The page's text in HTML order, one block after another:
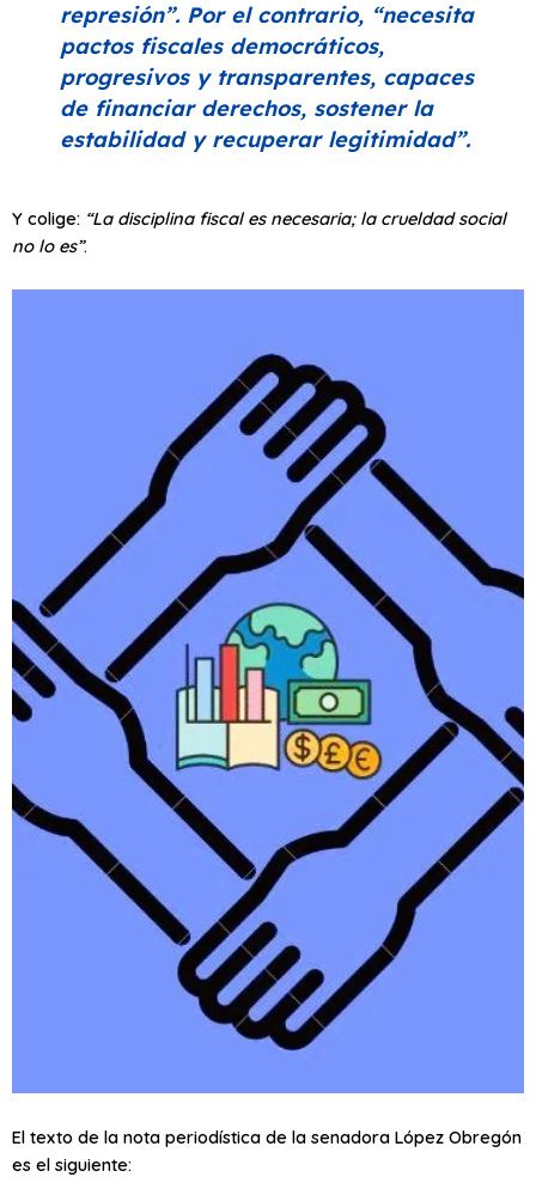
represión”. Por el contrario, “necesita
pactos fiscales democráticos,
progresivos y transparentes, capaces
de financiar derechos, sostener la
estabilidad y recuperar legitimidad”.
Y colige: “La disciplina fiscal es necesaria; la crueldad social
no lo es”.
El texto de la nota periodística de la senadora López Obregón
es el siguiente: